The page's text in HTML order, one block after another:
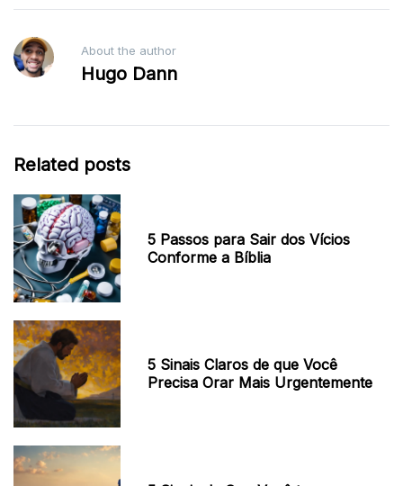
About the author
Hugo Dann
Related posts
5 Passos para Sair dos Vícios
Conforme a Bíblia
5 Sinais Claros de que Você
Precisa Orar Mais Urgentemente